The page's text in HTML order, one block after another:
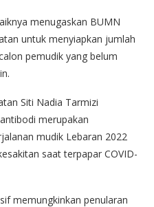
menugaskan BUMN
untuk menyiapkan jumlah
pemudik yang belum
Siti Nadia Tarmizi
merupakan
mudik Lebaran 2022
saat terpapar COVID-
memungkinkan penularan